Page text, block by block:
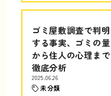
ゴミ屋敷調査で判明
する事実、ゴミの量
から住人の心理まで
徹底分析
2025.06.26
未分類